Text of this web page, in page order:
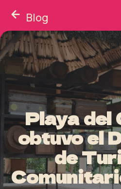
Blog
Playa del
obtuvo el
de